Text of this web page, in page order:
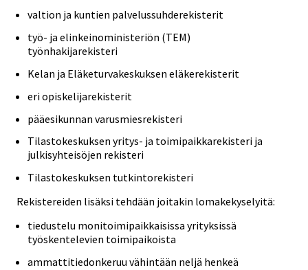
valtion ja kuntien palvelussuhderekisterit
työ- ja elinkeinoministeriön (TEM)
työnhakijarekisteri
Kelan ja Eläketurvakeskuksen eläkerekisterit
eri opiskelijarekisterit
pääesikunnan varusmiesrekisteri
Tilastokeskuksen yritys- ja toimipaikkarekisteri ja
julkisyhteisöjen rekisteri
Tilastokeskuksen tutkintorekisteri
Rekistereiden lisäksi tehdään joitakin lomakekyselyitä:
tiedustelu monitoimipaikkaisissa yrityksissä
työskentelevien toimipaikoista
ammattitiedonkeruu vähintään neljä henkeä